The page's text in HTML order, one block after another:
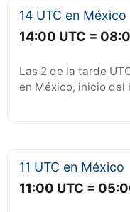
14 UTC en México
14:00 UTC =
Las 2 de la tarde
en México, inicio del
11 UTC en México
11:00 UTC =